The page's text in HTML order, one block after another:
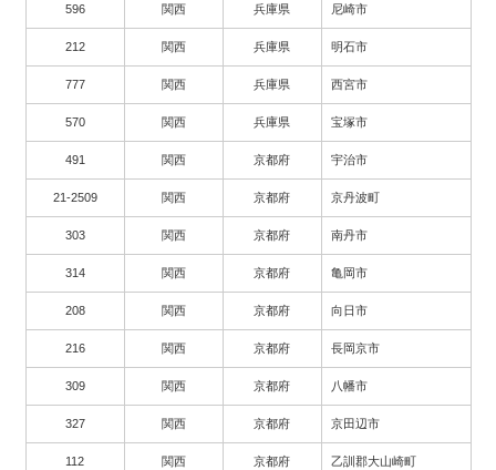
596 関西 兵庫県 尼崎市
212 関西 兵庫県 明石市
777 関西 兵庫県 西宮市
570 関西 兵庫県 宝塚市
491 関西 京都府 宇治市
21-2509 関西 京都府 京丹波町
303 関西 京都府 南丹市
314 関西 京都府 亀岡市
208 関西 京都府 向日市
216 関西 京都府 長岡京市
309 関西 京都府 八幡市
327 関西 京都府 京田辺市
112 関西 京都府 乙訓郡大山崎町